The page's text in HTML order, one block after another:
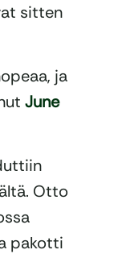
sitten
ja
June
Otto
pakotti